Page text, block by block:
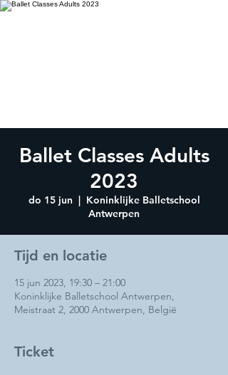
Ballet Classes Adults
2023
do 15 jun
  |
Koninklijke Balletschool
Antwerpen
Tijd en locatie
15 jun 2023, 19:30 – 21:00
Koninklijke Balletschool Antwerpen,
Meistraat 2, 2000 Antwerpen, België
Ticket